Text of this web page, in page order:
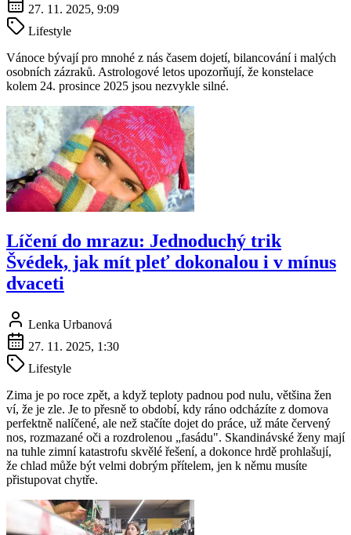
27. 11. 2025, 9:09
Lifestyle
Vánoce bývají pro mnohé z nás časem dojetí, bilancování i malých
osobních zázraků. Astrologové letos upozorňují, že konstelace
kolem 24. prosince 2025 jsou nezvykle silné.
Líčení do mrazu: Jednoduchý trik
Švédek, jak mít pleť dokonalou i v mínus
dvaceti
Lenka Urbanová
27. 11. 2025, 1:30
Lifestyle
Zima je po roce zpět, a když teploty padnou pod nulu, většina žen
ví, že je zle. Je to přesně to období, kdy ráno odcházíte z domova
perfektně nalíčené, ale než stačíte dojet do práce, už máte červený
nos, rozmazané oči a rozdrolenou „fasádu". Skandinávské ženy mají
na tuhle zimní katastrofu skvělé řešení, a dokonce hrdě prohlašují,
že chlad může být velmi dobrým přítelem, jen k němu musíte
přistupovat chytře.